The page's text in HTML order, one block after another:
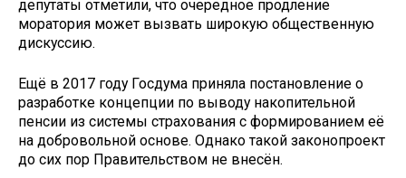
депутаты отметили, что очередное продление
моратория может вызвать широкую общественную
дискуссию.
Ещё в 2017 году Госдума приняла постановление о
разработке концепции по выводу накопительной
пенсии из системы страхования с формированием её
на добровольной основе. Однако такой законопроект
до сих пор Правительством не внесён.